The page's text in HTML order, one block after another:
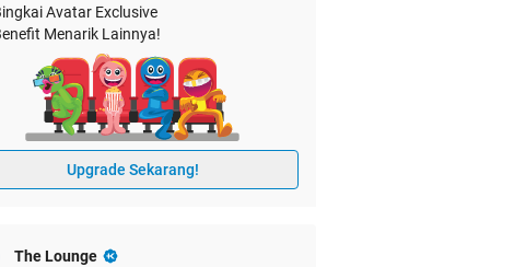
Avatar Exclusive
Menarik Lainnya!
Upgrade Sekarang!
The Lounge